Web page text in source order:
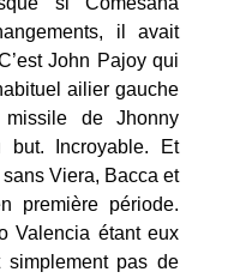
il avait
John Pajoy qui
ailier gauche
de Jhonny
Incroyable. Et
sans Viera, Bacca et
première période.
Valencia étant eux
pas de